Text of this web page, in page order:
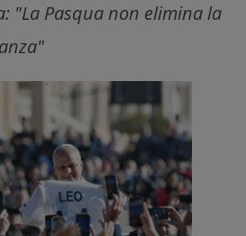
"La Pasqua non elimina la